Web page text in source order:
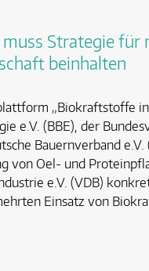
Strategie für
beinhalten
„Biokraftstoffe
e.V. (BBE), der
Bauernverband e.V.
von Oel- und
e.V. (VDB)
Einsatz von